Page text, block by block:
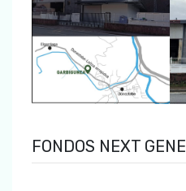
FONDOS NEXT